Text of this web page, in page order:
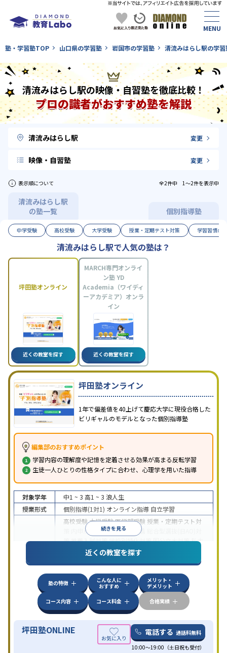
塾・学習塾TOP 山口県の学習塾 岩国市の学習塾 清流みはらし駅の学習
清流みはらし駅の映像・自習塾を徹底比較！
プロの識者がおすすめ塾を解説
清流みはらし駅 変更
映像・自習塾 変更
表示順について 全2件中 1〜2件を表示中
清流みはらし駅
の塾一覧
個別指導塾
中学受験 高校受験 大学受験 授業・定期テスト対策 学習習慣の
清流みはらし駅で人気の塾は？
坪田塾オンライン
近くの教室を探す
MARCH専門オンライ
ン塾 YD
Academia（ワイディ
ーアカデミア）オンラ
イン
近くの教室を探す
坪田塾オンライン
1年で偏差値を40上げて慶応大学に現役合格した
ビリギャルのモデルとなった個別指導塾
編集部のおすすめポイント
学習内容の理解度や記憶を定着させる効果が高まる反転学習
生徒一人ひとりの性格タイプに合わせ、心理学を用いた指導
続きを見る
対象学年 中1 ~ 3 高1 ~ 3 浪人生
授業形式
個別指導(1対1) オンライン指導 自立学習
高校受験大学受験医学部受験 授業・定期テスト対
内申点対策学習習慣の定着
策推薦入試対策学校別特化対策国公立大対策私大
共通テスト対策英検(英語検定)対策
その
特徴
中高一貫校生に対応授業の振替可能 不登校生に対
学習にPC・タブレットを利用オンライン対応
科目から受講可能季節講習のみの受講可発達障害
の子どもに対応
近くの教室を探す
塾の特徴
こんな人に
おすすめ
メリット・
デメリット
コース内容
コース料金 合格実績
坪田塾ONLINE 電話する 通話料無料
10:00～19:00（土日祝も受付）